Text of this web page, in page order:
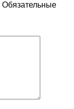
Обязательные